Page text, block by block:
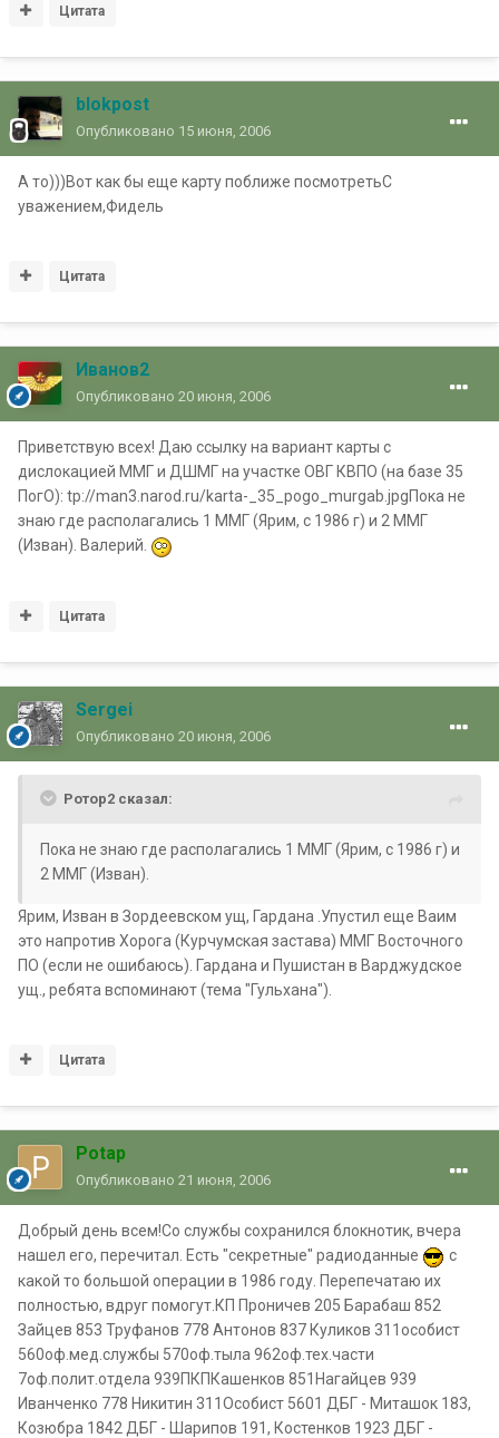
Цитата
blokpost
Опубликовано 15 июня, 2006
А то)))Вот как бы еще карту поближе посмотретьС
уважением,Фидель
Цитата
Иванов2
Опубликовано 20 июня, 2006
Приветствую всех! Даю ссылку на вариант карты с
дислокацией ММГ и ДШМГ на участке ОВГ КВПО (на базе 35
ПогО): tp://man3.narod.ru/karta-_35_pogo_murgab.jpgПока не
знаю где располагались 1 ММГ (Ярим, с 1986 г) и 2 ММГ
(Изван). Валерий.
Цитата
Sergei
Опубликовано 20 июня, 2006
Ротор2 сказал:
Пока не знаю где располагались 1 ММГ (Ярим, с 1986 г) и
2 ММГ (Изван).
Ярим, Изван в Зордеевском ущ, Гардана .Упустил еще Ваим
это напротив Хорога (Курчумская застава) ММГ Восточного
ПО (если не ошибаюсь). Гардана и Пушистан в Варджудское
ущ., ребята вспоминают (тема "Гульхана").
Цитата
Potap
Опубликовано 21 июня, 2006
Добрый день всем!Со службы сохранился блокнотик, вчера
нашел его, перечитал. Есть "секретные" радиоданные
с
какой то большой операции в 1986 году. Перепечатаю их
полностью, вдруг помогут.КП Проничев 205 Барабаш 852
Зайцев 853 Труфанов 778 Антонов 837 Куликов 311особист
560оф.мед.службы 570оф.тыла 962оф.тех.части
7оф.полит.отдела 939ПКПКашенков 851Нагайцев 939
Иванченко 778 Никитин 311Особист 5601 ДБГ - Миташок 183,
Козюбра 1842 ДБГ - Шарипов 191, Костенков 1923 ДБГ -